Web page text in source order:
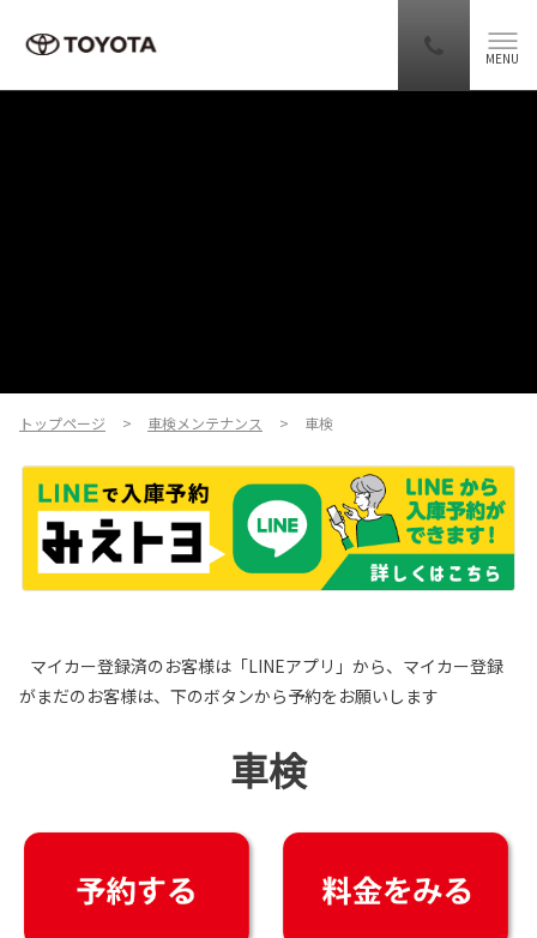
MENU
トップページ 車検メンテナンス 車検
マイカー登録済のお客様は「LINEアプリ」から、マイカー登録
がまだのお客様は、下のボタンから予約をお願いします
車検